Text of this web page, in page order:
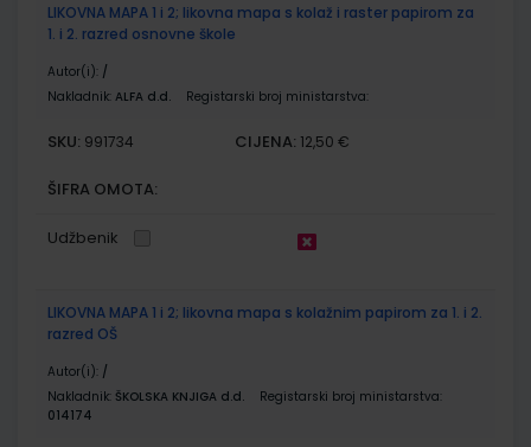
LIKOVNA MAPA 1 i 2; likovna mapa s kolaž i raster papirom za
1. i 2. razred osnovne škole
Autor(i): /
Nakladnik: ALFA d.d. Registarski broj ministarstva:
SKU: 991734 CIJENA: 12,50 €
ŠIFRA OMOTA:
Udžbenik
LIKOVNA MAPA 1 i 2; likovna mapa s kolažnim papirom za 1. i 2.
razred OŠ
Autor(i): /
Nakladnik: ŠKOLSKA KNJIGA d.d.
Registarski broj ministarstva:
014174